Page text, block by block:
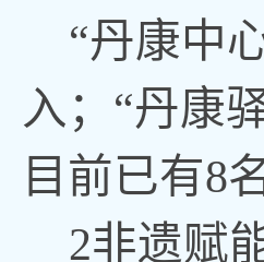
“丹康中
入；“丹康
目前已有8
2非遗赋